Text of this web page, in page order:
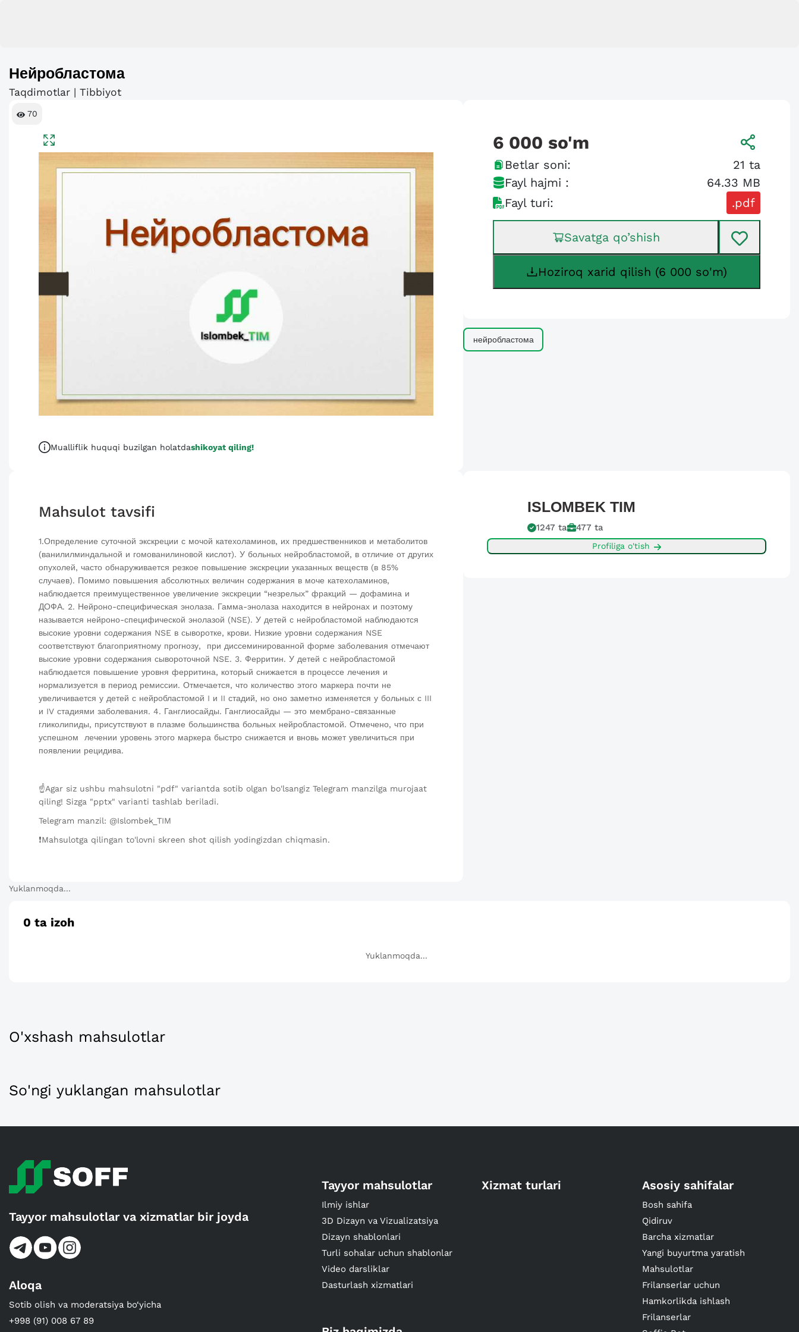
Нейробластома
Taqdimotlar | Tibbiyot
70
Mualliflik huquqi buzilgan holatdashikoyat qiling!
6 000 so'm
Betlar soni: 21 ta
Fayl hajmi :
64.33 MB
Fayl turi:
.pdf
Savatga qo’shish
Hoziroq xarid qilish (6 000 so'm)
нейробластома
Mahsulot tavsifi
1.Определение суточной экскреции с мочой катехоламинов, их предшественников и метаболитов
(ванилилминдальной и гомованилиновой кислот). У больных нейробластомой, в отличие от других
опухолей, часто обнаруживается резкое повышение экскреции указанных веществ (в 85%
случаев). Помимо повышения абсолютных величин содержания в моче катехоламинов,
наблюдается преимущественное увеличение экскреции “незрелых” фракций — дофамина и
ДОФА. 2. Нейроно-специфическая энолаза. Гамма-энолаза находится в нейронах и поэтому
называется нейроно-специфической энолазой (NSE). У детей с нейробластомой наблюдаются
высокие уровни содержания NSE в сыворотке, крови. Низкие уровни содержания NSE
соответствуют благоприятному прогнозу, при диссеминированной форме заболевания отмечают
высокие уровни содержания сывороточной NSE. 3. Ферритин. У детей с нейробластомой
наблюдается повышение уровня ферритина, который снижается в процессе лечения и
нормализуется в период ремиссии. Отмечается, что количество этого маркера почти не
увеличивается у детей с нейробластомой I и II стадий, но оно заметно изменяется у больных с III
и IV стадиями заболевания. 4. Ганглиосайды. Ганглиосайды — это мембрано-связанные
гликолипиды, присутствуют в плазме большинства больных нейробластомой. Отмечено, что при
успешном лечении уровень этого маркера быстро снижается и вновь может увеличиться при
появлении рецидива.
☝️Agar siz ushbu mahsulotni "pdf" variantda sotib olgan bo'lsangiz Telegram manzilga murojaat
qiling! Sizga "pptx" varianti tashlab beriladi.
Telegram manzil: @Islombek_TIM
❗️Mahsulotga qilingan to'lovni skreen shot qilish yodingizdan chiqmasin.
ISLOMBEK TIM
1247 ta 477 ta
Profiliga o'tish
Yuklanmoqda...
0 ta izoh
Yuklanmoqda...
O'xshash mahsulotlar
So'ngi yuklangan mahsulotlar
Tayyor mahsulotlar va xizmatlar bir joyda
Aloqa
Sotib olish va moderatsiya bo‘yicha
+998 (91) 008 67 89
Tayyor mahsulotlar
Ilmiy ishlar
3D Dizayn va Vizualizatsiya
Dizayn shablonlari
Turli sohalar uchun shablonlar
Video darsliklar
Dasturlash xizmatlari
Xizmat turlari Asosiy sahifalar
Bosh sahifa
Qidiruv
Barcha xizmatlar
Yangi buyurtma yaratish
Mahsulotlar
Frilanserlar uchun
Hamkorlikda ishlash
Frilanserlar